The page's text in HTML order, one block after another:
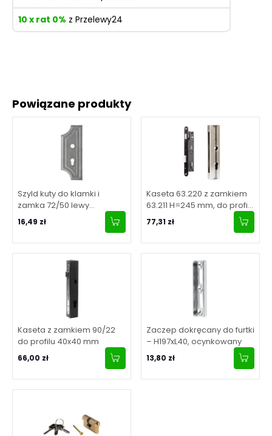
Powiązane produkty
Szyld kuty do klamki i
zamka 72/50 lewy
H272xL110x2,5 mm
16,49 zł
Kaseta 63.220 z zamkiem
63.211 H=245 mm, do profilu
50x30 mm
77,31 zł
Kaseta z zamkiem 90/22
do profilu 40x40 mm
66,00 zł
Zaczep dokręcany do furtki
– H197xL40, ocynkowany
13,80 zł
10 x rat 0% z Przelewy24